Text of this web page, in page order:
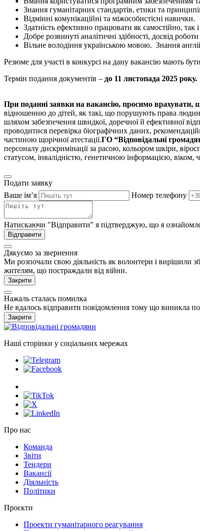
Знання гуманітарних стандартів, етики та
Відмінні комунікаційні та міжособистісні навички.
Здатність ефективно працювати як самостійно, так
Добре розвинуті аналітичні здібності, досвід
Вільне володіння українською мовою. Знання
Резюме для участі в конкурсі на дану вакансію мають
Термін подання документів – до 11 листопада 2025 року.
При поданні заявки на вакансію, просимо врахувати,
відношенню до дітей, як такі, що порушують права
шляхом забезпечення швидкої, доречної й ефективної
проводитися перевірка біографічних даних,
частиною щорічної атестації.ГО “Відповідальні
персоналу дискримінації за расою, кольором шкіри,
статусом, інвалідністю, генетичною інформацією,
Подати заявку
Ваше імʼя
Номер телефону
Натискаючи "Відправити" я підтверджую, що я
Відправити
Дякуємо за звернення
Ми розпочали свою діяльність як волонтери і вирішили
жителям, що постраждали від війни.
Закрити
Нажаль сталась помилка
Не вдалось відправити повідомлення тому що виникла
Закрити
Наші сторінки у соціальних мережах
Про нас
Команда
Звіти
Тендери
Вакансії
Діяльність
Політики
Проєкти
Проекти гуманітарного реагування